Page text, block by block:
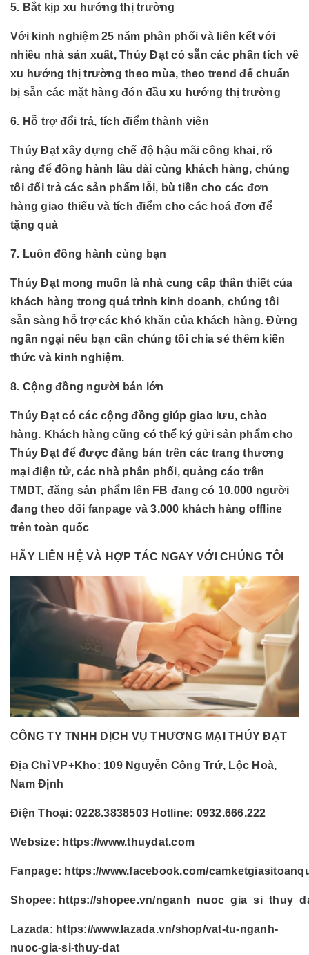
5. Bắt kịp xu hướng thị trường
Với kinh nghiệm 25 năm phân phối và liên kết với
nhiều nhà sản xuất, Thúy Đạt có sẵn các phân tích về
xu hướng thị trường theo mùa, theo trend để chuẩn
bị sẵn các mặt hàng đón đầu xu hướng thị trường
6. Hỗ trợ đổi trả, tích điểm thành viên
Thúy Đạt xây dựng chế độ hậu mãi công khai, rõ
ràng để đồng hành lâu dài cùng khách hàng, chúng
tôi đổi trả các sản phẩm lỗi, bù tiền cho các đơn
hàng giao thiếu và tích điểm cho các hoá đơn để
tặng quà
7. Luôn đồng hành cùng bạn
Thúy Đạt mong muốn là nhà cung cấp thân thiết của
khách hàng trong quá trình kinh doanh, chúng tôi
sẵn sàng hỗ trợ các khó khăn của khách hàng. Đừng
ngần ngại nếu bạn cần chúng tôi chia sẻ thêm kiến
thức và kinh nghiệm.
8. Cộng đồng người bán lớn
Thúy Đạt có các cộng đồng giúp giao lưu, chào
hàng. Khách hàng cũng có thể ký gửi sản phẩm cho
Thúy Đạt để được đăng bán trên các trang thương
mại điện tử, các nhà phân phối, quảng cáo trên
TMDT, đăng sản phẩm lên FB đang có 10.000 người
đang theo dõi fanpage và 3.000 khách hàng offline
trên toàn quốc
HÃY LIÊN HỆ VÀ HỢP TÁC NGAY VỚI CHÚNG TÔI
CÔNG TY TNHH DỊCH VỤ THƯƠNG MẠI THÚY ĐẠT
Địa Chỉ VP+Kho: 109 Nguyễn Công Trứ, Lộc Hoà,
Nam Định
Điện Thoại: 0228.3838503 Hotline: 0932.666.222
Websize: https://www.thuydat.com
Fanpage: https://www.facebook.com/
Shopee: https://shopee.vn/
Lazada: https://www.lazada.vn/shop/vat-tu-nganh-
nuoc-gia-si-thuy-dat